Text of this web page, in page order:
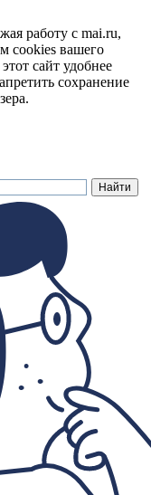
работу с mai.ru,
cookies вашего
сайт удобнее
сохранение